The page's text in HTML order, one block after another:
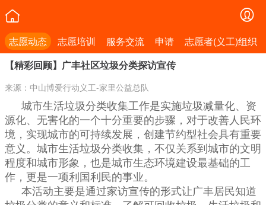
志愿动态 志愿培训 服务交流 申请
志愿者(义工)组织
【精彩回顾】广丰社区垃圾分类探访宣传
来源：中山博爱行动义工-家里公益总队
城市生活垃圾分类收集工作是实施垃圾减量化、资
源化、无害化的一个十分重要的步骤，对于改善人民环
境，实现城市的可持续发展，创建节约型社会具有重要
意义。城市生活垃圾分类收集，不仅关系到城市的文明
程度和城市形象，也是城市生态环境建设最基础的工
作，更是一项利国利民的事业。
本活动主要是通过家访宣传的形式让广丰居民知道